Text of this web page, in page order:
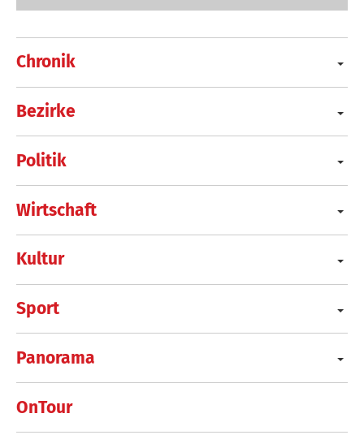
Chronik
Bezirke
Politik
Wirtschaft
Kultur
Sport
Panorama
OnTour